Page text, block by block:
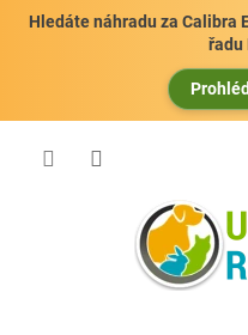
Hledáte náhradu za Calibra
řadu